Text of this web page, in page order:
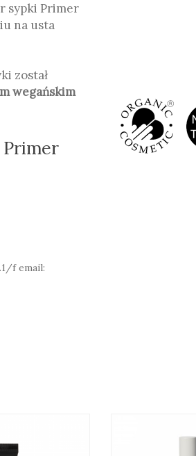
sypki Primer
na usta
został
wegańskim
Primer
f email: